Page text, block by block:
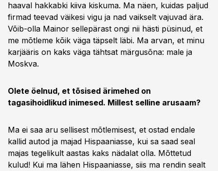
haaval hakkabki kiiva kiskuma. Ma näen, kuidas paljud
firmad teevad väikesi vigu ja nad vaikselt vajuvad ära.
Võib-olla Mainor sellepärast ongi nii hästi püsinud, et
me mõtleme kõik väga täpselt läbi. Ma arvan, et minu
karjääris on kaks väga tähtsat märgusõna: male ja
Moskva.
Olete öelnud, et tõsised ärimehed on
tagasihoidlikud inimesed. Millest selline arusaam?
Ma ei saa aru sellisest mõtlemisest, et ostad endale
kallid autod ja majad Hispaaniasse, kui sa saad seal
majas tegelikult aastas kaks nädalat olla. Mõttetud
kulud! Kui ma lähen Hispaaniasse, siis ma rendin sealt